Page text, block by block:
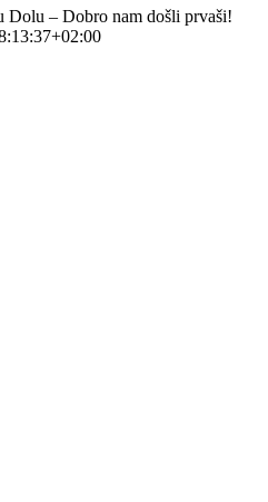
Dolu – Dobro nam došli prvaši!